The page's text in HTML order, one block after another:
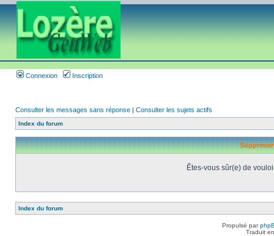
Connexion Inscription
Consulter les messages sans réponse | Consulter les sujets actifs
Index du forum
Êtes-vous sûr(e) de
Index du forum
Propulsé par
Traduit